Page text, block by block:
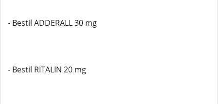
- Bestil ADDERALL 30 mg
- Bestil RITALIN 20 mg